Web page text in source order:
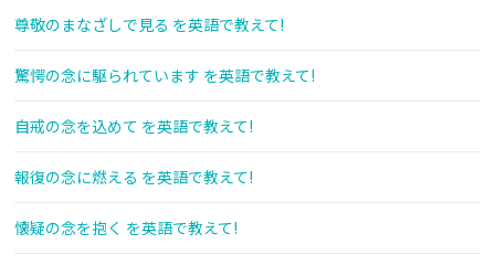
尊敬のまなざしで見る を英語で教えて!
驚愕の念に駆られています を英語で教えて!
自戒の念を込めて を英語で教えて!
報復の念に燃える を英語で教えて!
懐疑の念を抱く を英語で教えて!